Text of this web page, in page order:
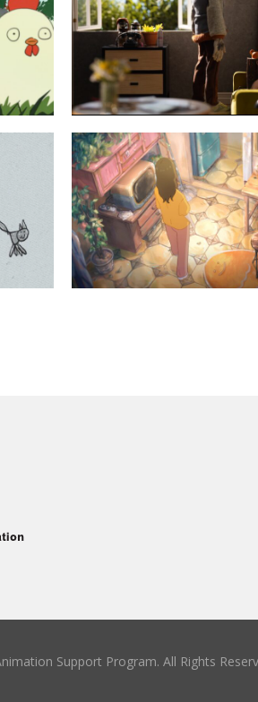
Support Program. All Rights